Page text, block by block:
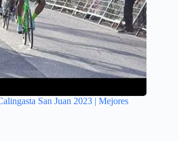
San Juan 2023 | Mejores